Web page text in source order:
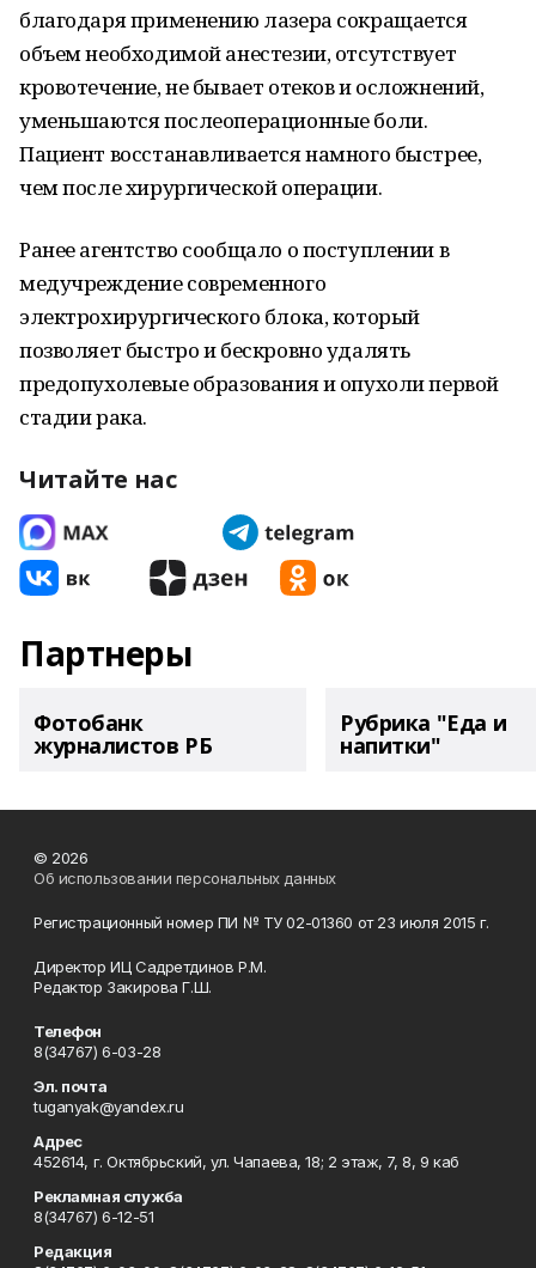
благодаря применению лазера сокращается
объем необходимой анестезии, отсутствует
кровотечение, не бывает отеков и осложнений,
уменьшаются послеоперационные боли.
Пациент восстанавливается намного быстрее,
чем после хирургической операции.
Ранее агентство сообщало о поступлении в
медучреждение современного
электрохирургического блока, который
позволяет быстро и бескровно удалять
предопухолевые образования и опухоли первой
стадии рака.
Читайте нас
Партнеры
Фотобанк
журналистов РБ
Рубрика "Еда и
напитки"
© 2026
Об использовании персональных данных
Регистрационный номер ПИ № ТУ 02-01360 от 23 июля 2015 г.
Директор ИЦ Садретдинов Р.М.
Редактор Закирова Г.Ш.
Телефон
8(34767) 6-03-28
Эл. почта
tuganyak@yandex.ru
Адрес
452614, г. Октябрьский, ул. Чапаева, 18; 2 этаж, 7, 8, 9 каб
Рекламная служба
8(34767) 6-12-51
Редакция